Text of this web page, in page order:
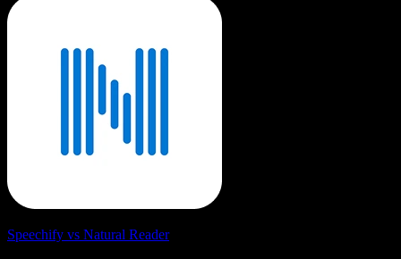
Speechify vs Natural Reader